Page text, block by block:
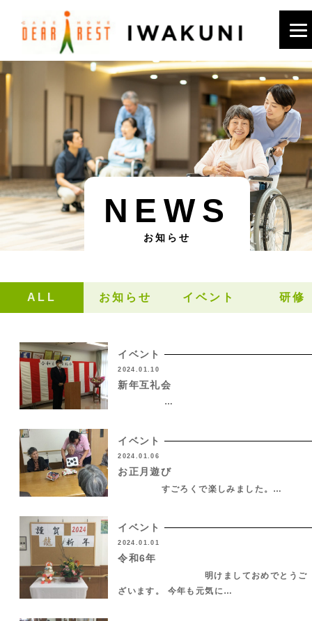
NEWS
お知らせ
ALL お知らせ イベント 研修
イベント
2024.01.10
新年互礼会
…
イベント
2024.01.06
お正月遊び
すごろくで楽しみました。…
イベント
2024.01.01
令和6年
明けましておめでとうご
ざいます。 今年も元気に…